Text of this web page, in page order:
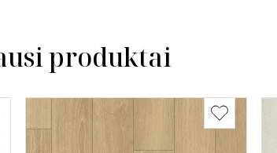
produktai